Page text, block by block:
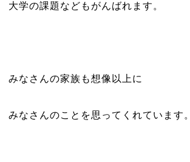
大学の課題などもがんばれます。
みなさんの家族も想像以上に
みなさんのことを思ってくれています。